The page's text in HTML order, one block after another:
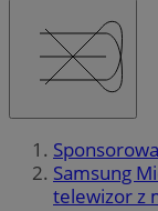
Samsung
telewizor z